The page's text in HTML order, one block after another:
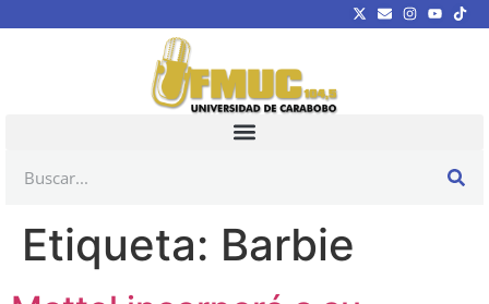
Etiqueta: Barbie